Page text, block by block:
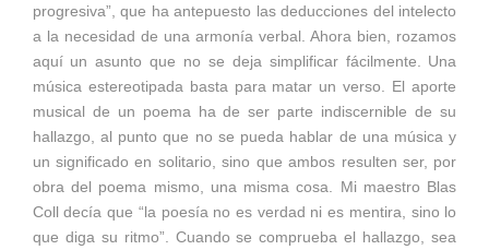
progresiva”, que ha antepuesto las deducciones del intelecto
a la necesidad de una armonía verbal. Ahora bien, rozamos
aquí un asunto que no se deja simplificar fácilmente. Una
música estereotipada basta para matar un verso. El aporte
musical de un poema ha de ser parte indiscernible de su
hallazgo, al punto que no se pueda hablar de una música y
un significado en solitario, sino que ambos resulten ser, por
obra del poema mismo, una misma cosa. Mi maestro Blas
Coll decía que “la poesía no es verdad ni es mentira, sino lo
que diga su ritmo”. Cuando se comprueba el hallazgo, sea